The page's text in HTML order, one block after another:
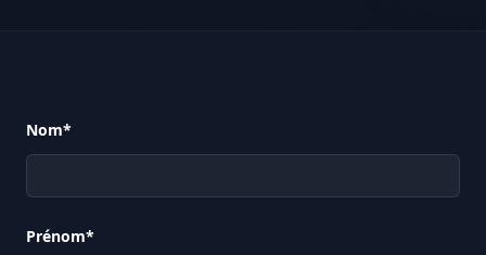
Nom*
Prénom*